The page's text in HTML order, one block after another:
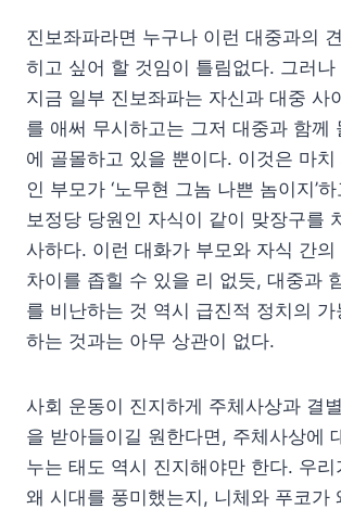
진보좌파라면 누구나 이런 대중과의
히고 싶어 할 것임이 틀림없다. 그러나
지금 일부 진보좌파는 자신과 대중 사
를 애써 무시하고는 그저 대중과 함께
에 골몰하고 있을 뿐이다. 이것은 마치
인 부모가 ‘노무현 그놈 나쁜 놈이지’
보정당 당원인 자식이 같이 맞장구를
사하다. 이런 대화가 부모와 자식 간의
차이를 좁힐 수 있을 리 없듯, 대중과
를 비난하는 것 역시 급진적 정치의
하는 것과는 아무 상관이 없다.
사회 운동이 진지하게 주체사상과 결
을 받아들이길 원한다면, 주체사상에
누는 태도 역시 진지해야만 한다. 우
왜 시대를 풍미했는지, 니체와 푸코가